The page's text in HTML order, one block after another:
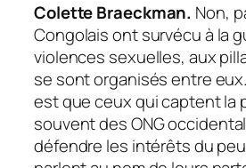
Colette Braeckman. Non,
Congolais ont survécu à la
violences sexuelles, aux
se sont organisés entre
est que ceux qui captent la
souvent des ONG
défendre les intérêts du